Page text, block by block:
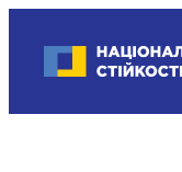
content
Національна платформа стійкості та згуртованості
стратегічні